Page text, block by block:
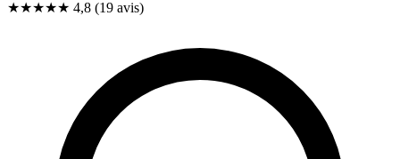
★★★★★ 4,8 (19 avis)